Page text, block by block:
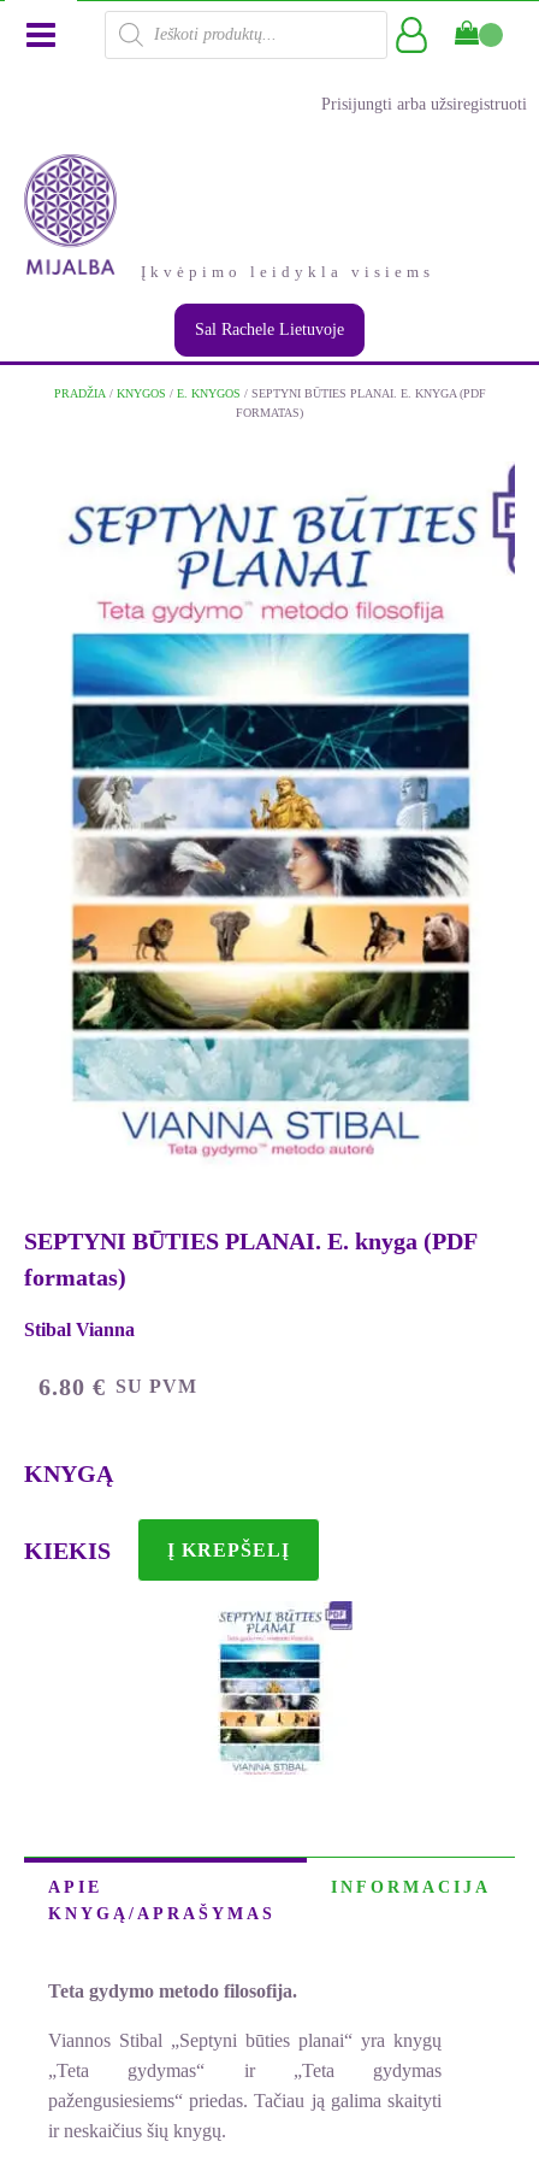
Products
search
Prisijungti arba užsiregistruoti
Įkvėpimo leidykla visiems
Sal Rachele Lietuvoje
PRADŽIA / KNYGOS / E. KNYGOS / SEPTYNI BŪTIES PLANAI. E. KNYGA (PDF
FORMATAS)
SEPTYNI BŪTIES PLANAI. E. knyga (PDF
formatas)
Stibal Vianna
6.80 € SU PVM
KNYGĄ
KIEKIS
kiekis:
SEPTYNI
Į KREPŠELĮ
APIE
KNYGĄ/APRAŠYMAS
INFORMACIJA
Teta gydymo metodo filosofija.
Viannos Stibal „Septyni būties planai“ yra knygų
„Teta gydymas“ ir „Teta gydymas
pažengusiesiems“ priedas. Tačiau ją galima skaityti
ir neskaičius šių knygų.